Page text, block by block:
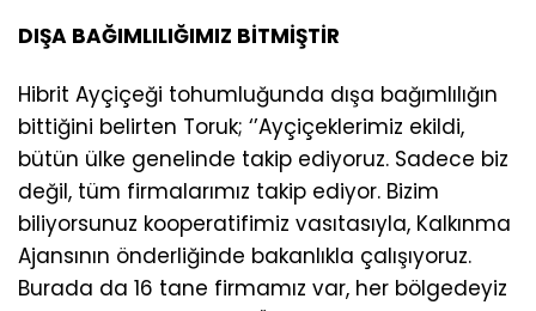
DIŞA BAĞIMLILIĞIMIZ BİTMİŞTİR
Hibrit Ayçiçeği tohumluğunda dışa bağımlılığın
bittiğini belirten Toruk; ‘’Ayçiçeklerimiz ekildi,
bütün ülke genelinde takip ediyoruz. Sadece biz
değil, tüm firmalarımız takip ediyor. Bizim
biliyorsunuz kooperatifimiz vasıtasıyla, Kalkınma
Ajansının önderliğinde bakanlıkla çalışıyoruz.
Burada da 16 tane firmamız var, her bölgedeyiz